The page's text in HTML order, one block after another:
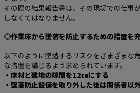
その際の結果報告書は、その現場での仕事
しなくてはなりません。
◎作業床から墜落を防止するための措置を
以下のように墜落するリスクをさまざまな
な措置を講じるよう求められています。
・床材と建地の隙間を12㎝にする
・墜落防止設備を取り外した後は関係者以